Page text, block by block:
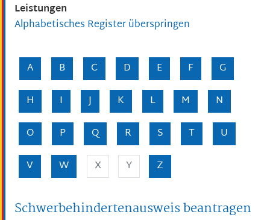
Leistungen
Alphabetisches Register überspringen
A B C D E F
G
H
I J K L M
N
O
P Q R S T
U
V
W X Y Z
Schwerbehindertenausweis beantragen